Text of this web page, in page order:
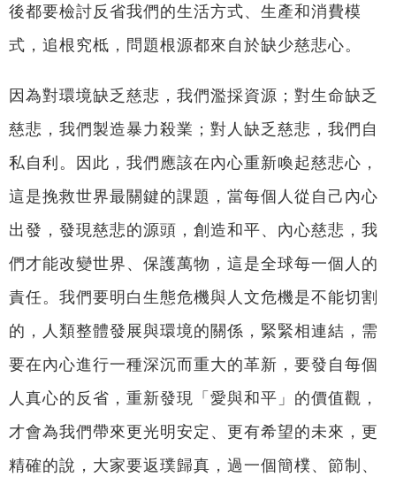
後都要檢討反省我們的生活方式、生產和消費模
式，追根究柢，問題根源都來自於缺少慈悲心。
因為對環境缺乏慈悲，我們濫採資源；對生命缺乏
慈悲，我們製造暴力殺業；對人缺乏慈悲，我們自
私自利。因此，我們應該在內心重新喚起慈悲心，
這是挽救世界最關鍵的課題，當每個人從自己內心
出發，發現慈悲的源頭，創造和平、內心慈悲，我
們才能改變世界、保護萬物，這是全球每一個人的
責任。我們要明白生態危機與人文危機是不能切割
的，人類整體發展與環境的關係，緊緊相連結，需
要在內心進行一種深沉而重大的革新，要發自每個
人真心的反省，重新發現「愛與和平」的價值觀，
才會為我們帶來更光明安定、更有希望的未來，更
精確的說，大家要返璞歸真，過一個簡樸、節制、